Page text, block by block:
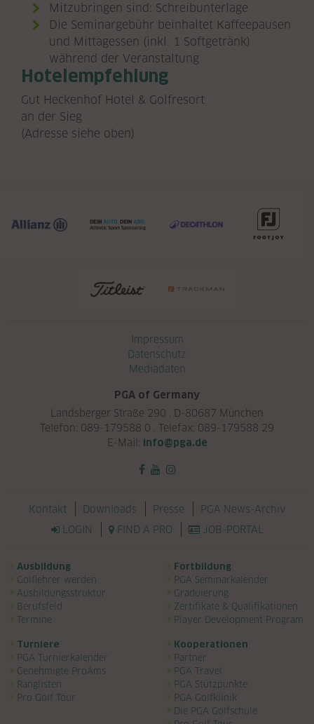
Mitzubringen sind: Schreibunterlage
Die Seminargebühr beinhaltet Kaffeepausen
und Mittagessen (inkl. 1 Softgetränk)
während der Veranstaltung
Hotelempfehlung
Gut Heckenhof Hotel & Golfresort
an der Sieg
(Adresse siehe oben)
Impressum
Datenschutz
Mediadaten
PGA of Germany
Landsberger Straße 290 . D-80687 München
Telefon: 089-179588 0 . Telefax: 089-179588 29
E-Mail: info@pga.de
Navigation überspringen
Kontakt Downloads Presse
PGA News-Archiv
LOGIN
FIND A PRO JOB-PORTAL
Navigation überspringen
Ausbildung
Golflehrer werden
Ausbildungsstruktur
Berufsfeld
Termine
Fortbildung
PGA Seminarkalender
Graduierung
Zertifikate & Qualifikationen
Player Development Program
Turniere
PGA Turnierkalender
Genehmigte ProAms
Ranglisten
Pro Golf Tour
Kooperationen
Partner
PGA Travel
PGA Stützpunkte
PGA Golfklinik
Die PGA Golfschule